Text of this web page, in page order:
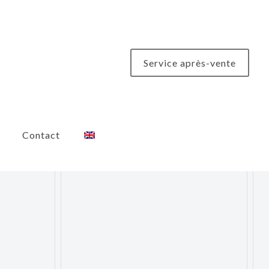
Contact
Service après-vente